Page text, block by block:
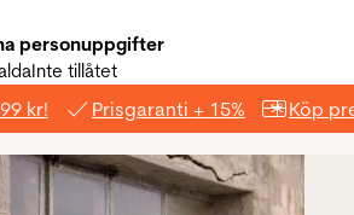
personuppgifter
Inte tillåtet
kr! Prisgaranti + 15% Köp